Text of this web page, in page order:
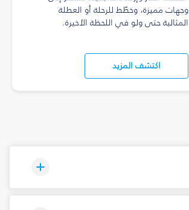
وجهات مميزة، وخطّط للرحلة أو العطلة
المثالية حتى ولو في اللحظة الأخيرة.
اكتشف المزيد